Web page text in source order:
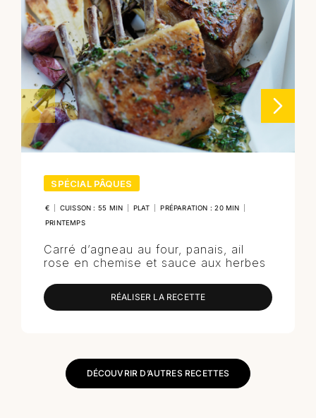
SPÉCIAL PÂQUES
€ CUISSON : 55 MIN PLAT PRÉPARATION : 20 MIN
PRINTEMPS
Carré d’agneau au four, panais, ail
rose en chemise et sauce aux herbes
RÉALISER LA RECETTE
DÉCOUVRIR D’AUTRES RECETTES